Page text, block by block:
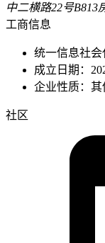
中二横路22号B813
工商信息
统一信息社会
成立日期：
企业性质：其
社区